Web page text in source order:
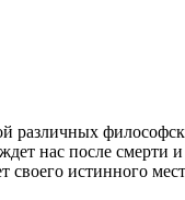
различных
нас после смерти
истинного